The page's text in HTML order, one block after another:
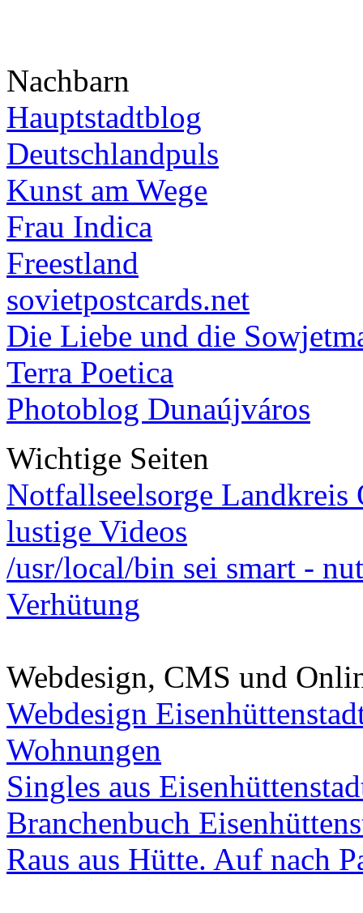
Nachbarn
Hauptstadtblog
Deutschlandpuls
Kunst am Wege
Frau Indica
Freestland
sovietpostcards.net
Die Liebe und die
Terra Poetica
Photoblog Dunaújváros
Wichtige Seiten
Notfallseelsorge Landkreis
lustige Videos
/usr/local/bin sei smart -
Verhütung
Webdesign, CMS und
Webdesign
Wohnungen
Singles aus
Branchenbuch
Raus aus Hütte. Auf nach